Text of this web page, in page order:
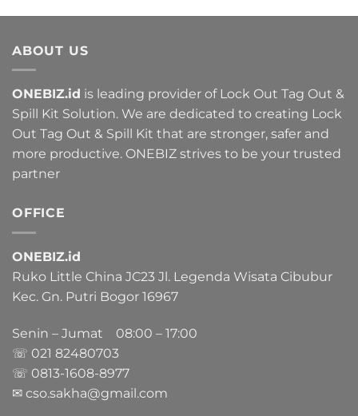
ABOUT US
ONEBIZ.id is leading provider of Lock Out Tag Out &
Spill Kit Solution. We are dedicated to creating Lock
Out Tag Out & Spill Kit that are stronger, safer and
more productive. ONEBIZ strives to be your trusted
partner
OFFICE
ONEBIZ.id
Ruko Little China JC23 Jl. Legenda Wisata Cibubur
Kec. Gn. Putri Bogor 16967
Senin – Jumat 08:00 – 17:00
☏ 021 82480703
☏ 0813-1608-8977
✉ cso.sakha@gmail.com